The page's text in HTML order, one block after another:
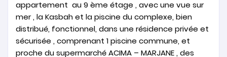
appartement au 9 ème étage , avec une vue sur
mer , la Kasbah et la piscine du complexe, bien
distribué, fonctionnel, dans une résidence privée et
sécurisée , comprenant 1 piscine commune, et
proche du supermarché ACIMA – MARJANE , des